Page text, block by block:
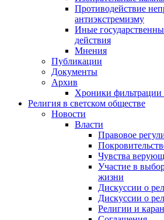
Противодействие
антиэкстремизму
Иные
действия
Мнения
Публикации
Документы
Архив
Хроники фильтрации
Религия в светском обществе
Новости
Власти
Правовое
Чувства
Участие в
жизни
Дискуссии о
Дискуссии о
Религии и